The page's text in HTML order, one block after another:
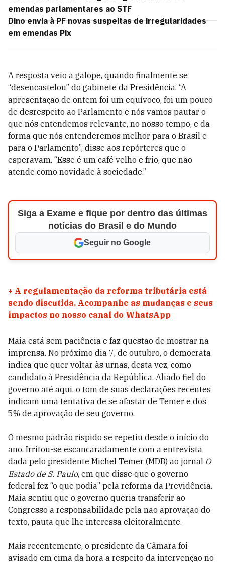
emendas parlamentares ao STF
Dino envia à PF novas suspeitas de irregularidades
em emendas Pix
A resposta veio a galope, quando finalmente se
“desencastelou” do gabinete da Presidência. “A
apresentação de ontem foi um equívoco, foi um pouco
de desrespeito ao Parlamento e nós vamos pautar o
que nós entendemos relevante, no nosso tempo, e da
forma que nós entenderemos melhor para o Brasil e
para o Parlamento”, disse aos repórteres que o
esperavam. “Esse é um café velho e frio, que não
atende como novidade à sociedade.”
Siga a Exame e fique por dentro das últimas
notícias do Brasil e do Mundo
Seguir no Google
+ A regulamentação da reforma tributária está
sendo discutida. Acompanhe as mudanças e seus
impactos no nosso canal do WhatsApp
Maia está sem paciência e faz questão de mostrar na
imprensa. No próximo dia 7, de outubro, o democrata
indica que quer voltar às urnas, desta vez, como
candidato à Presidência da República. Aliado fiel do
governo até aqui, o tom de suas declarações recentes
indicam uma tentativa de se afastar de Temer e dos
5% de aprovação de seu governo.
O mesmo padrão ríspido se repetiu desde o início do
ano. Irritou-se escancaradamente com a entrevista
dada pelo presidente Michel Temer (MDB) ao jornal O
Estado de S. Paulo, em que disse que o governo
federal fez “o que podia” pela reforma da Previdência.
Maia sentiu que o governo queria transferir ao
Congresso a responsabilidade pela não aprovação do
texto, pauta que lhe interessa eleitoralmente.
Mais recentemente, o presidente da Câmara foi
avisado em cima da hora a respeito da intervenção no